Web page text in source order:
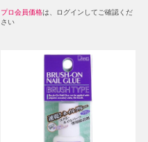
プロ会員価格は、ログインしてご確認くだ
さい